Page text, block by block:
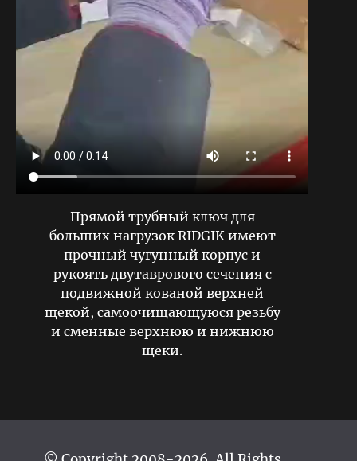
Прямой трубный ключ для
больших нагрузок RIDGIK имеют
прочный чугунный корпус и
рукоять двутаврового сечения с
подвижной кованой верхней
щекой, самоочищающуюся резьбу
и сменные верхнюю и нижнюю
щеки.